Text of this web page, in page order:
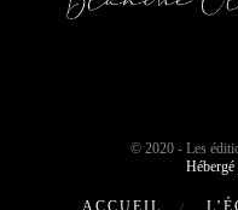
© 2020 - Les
Hébergé
ACCUEIL